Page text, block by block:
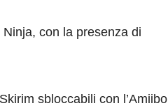
con la presenza di
sbloccabili con l’Amiibo